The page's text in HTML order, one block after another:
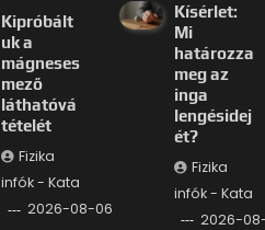
Kipróbált
uk a
mágneses
mező
láthatóvá
tételét
Fizika
infók - Kata
2026-08-06
Kísérlet:
Mi
határozza
meg az
inga
lengésidej
ét?
Fizika
infók - Kata
2026-